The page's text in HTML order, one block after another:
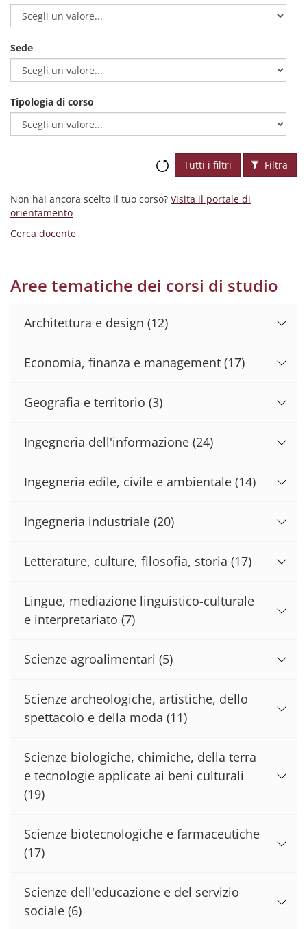
Sede
Tipologia di corso
Tutti i filtri Filtra
Non hai ancora scelto il tuo corso? Visita il portale di
orientamento
Cerca docente
Aree tematiche dei corsi di studio
Architettura e design (12)
Economia, finanza e management (17)
Geografia e territorio (3)
Ingegneria dell'informazione (24)
Ingegneria edile, civile e ambientale (14)
Ingegneria industriale (20)
Letterature, culture, filosofia, storia (17)
Lingue, mediazione linguistico-culturale
e interpretariato (7)
Scienze agroalimentari (5)
Scienze archeologiche, artistiche, dello
spettacolo e della moda (11)
Scienze biologiche, chimiche, della terra
e tecnologie applicate ai beni culturali
(19)
Scienze biotecnologiche e farmaceutiche
(17)
Scienze dell'educazione e del servizio
sociale (6)